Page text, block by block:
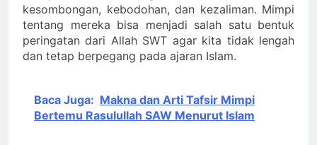
kesombongan, kebodohan, dan kezaliman. Mimpi
tentang mereka bisa menjadi salah satu bentuk
peringatan dari Allah SWT agar kita tidak lengah
dan tetap berpegang pada ajaran Islam.
Baca Juga: Makna dan Arti Tafsir Mimpi
Bertemu Rasulullah SAW Menurut Islam